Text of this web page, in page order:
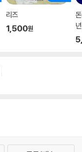
리즈
1,500원